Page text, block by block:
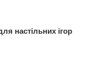
настільних ігор